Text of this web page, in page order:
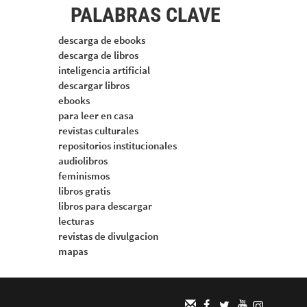
PALABRAS CLAVE
descarga de ebooks
descarga de libros
inteligencia artificial
descargar libros
ebooks
para leer en casa
revistas culturales
repositorios institucionales
audiolibros
feminismos
libros gratis
libros para descargar
lecturas
revistas de divulgacion
mapas